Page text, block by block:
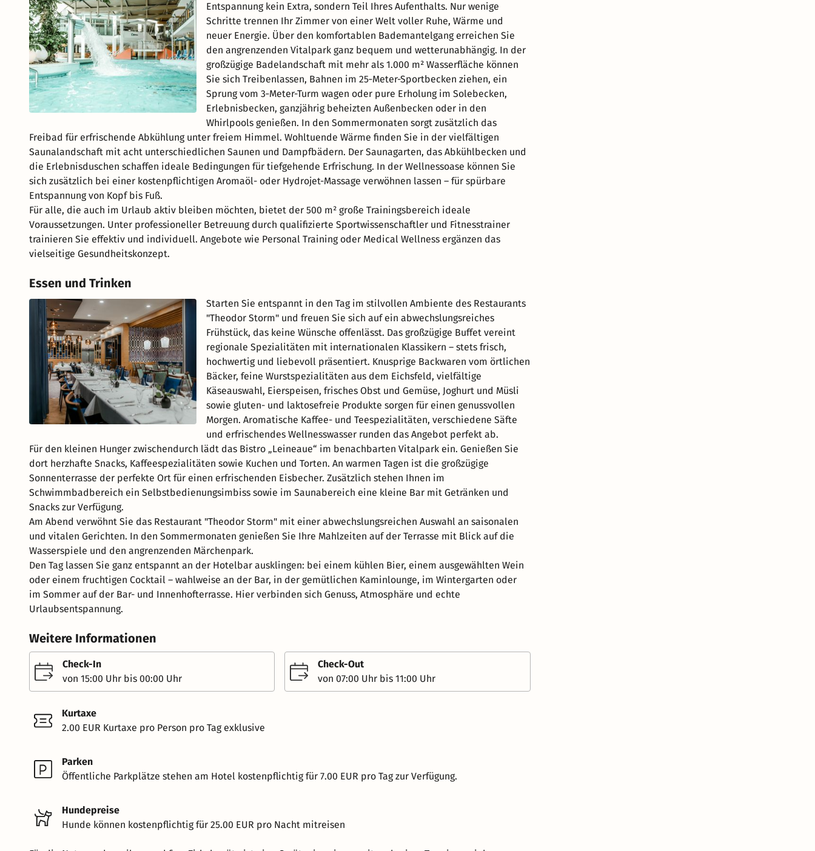
Entspannung kein Extra, sondern Teil Ihres Aufenthalts. Nur wenige
Schritte trennen Ihr Zimmer von einer Welt voller Ruhe, Wärme und
neuer Energie. Über den komfortablen Bademantelgang erreichen Sie
den angrenzenden Vitalpark ganz bequem und wetterunabhängig. In der
großzügige Badelandschaft mit mehr als 1.000 m² Wasserfläche können
Sie sich Treibenlassen, Bahnen im 25‑Meter-Sportbecken ziehen, ein
Sprung vom 3‑Meter-Turm wagen oder pure Erholung im Solebecken,
Erlebnisbecken, ganzjährig beheizten Außenbecken oder in den
Whirlpools genießen. In den Sommermonaten sorgt zusätzlich das
Freibad für erfrischende Abkühlung unter freiem Himmel. Wohltuende Wärme finden Sie in der vielfältigen
Saunalandschaft mit acht unterschiedlichen Saunen und Dampfbädern. Der Saunagarten, das Abkühlbecken und
die Erlebnisduschen schaffen ideale Bedingungen für tiefgehende Erfrischung. In der Wellnessoase können Sie
sich zusätzlich bei einer kostenpflichtigen Aromaöl- oder Hydrojet-Massage verwöhnen lassen – für spürbare
Entspannung von Kopf bis Fuß.
Für alle, die auch im Urlaub aktiv bleiben möchten, bietet der 500 m² große Trainingsbereich ideale
Voraussetzungen. Unter professioneller Betreuung durch qualifizierte Sportwissenschaftler und Fitnesstrainer
trainieren Sie effektiv und individuell. Angebote wie Personal Training oder Medical Wellness ergänzen das
vielseitige Gesundheitskonzept.
Essen und Trinken
Starten Sie entspannt in den Tag im stilvollen Ambiente des Restaurants
"Theodor Storm" und freuen Sie sich auf ein abwechslungsreiches
Frühstück, das keine Wünsche offenlässt. Das großzügige Buffet vereint
regionale Spezialitäten mit internationalen Klassikern – stets frisch,
hochwertig und liebevoll präsentiert. Knusprige Backwaren vom örtlichen
Bäcker, feine Wurstspezialitäten aus dem Eichsfeld, vielfältige
Käseauswahl, Eierspeisen, frisches Obst und Gemüse, Joghurt und Müsli
sowie gluten- und laktosefreie Produkte sorgen für einen genussvollen
Morgen. Aromatische Kaffee- und Teespezialitäten, verschiedene Säfte
und erfrischendes Wellnesswasser runden das Angebot perfekt ab.
Für den kleinen Hunger zwischendurch lädt das Bistro „Leineaue“ im benachbarten Vitalpark ein. Genießen Sie
dort herzhafte Snacks, Kaffeespezialitäten sowie Kuchen und Torten. An warmen Tagen ist die großzügige
Sonnenterrasse der perfekte Ort für einen erfrischenden Eisbecher. Zusätzlich stehen Ihnen im
Schwimmbadbereich ein Selbstbedienungsimbiss sowie im Saunabereich eine kleine Bar mit Getränken und
Snacks zur Verfügung.
Am Abend verwöhnt Sie das Restaurant "Theodor Storm" mit einer abwechslungsreichen Auswahl an saisonalen
und vitalen Gerichten. In den Sommermonaten genießen Sie Ihre Mahlzeiten auf der Terrasse mit Blick auf die
Wasserspiele und den angrenzenden Märchenpark.
Den Tag lassen Sie ganz entspannt an der Hotelbar ausklingen: bei einem kühlen Bier, einem ausgewählten Wein
oder einem fruchtigen Cocktail – wahlweise an der Bar, in der gemütlichen Kaminlounge, im Wintergarten oder
im Sommer auf der Bar- und Innenhofterrasse. Hier verbinden sich Genuss, Atmosphäre und echte
Urlaubsentspannung.
Weitere Informationen
Check-In
von 15:00 Uhr bis 00:00 Uhr
Check-Out
von 07:00 Uhr bis 11:00 Uhr
Kurtaxe
2.00 EUR Kurtaxe pro Person pro Tag exklusive
Parken
Öffentliche Parkplätze stehen am Hotel kostenpflichtig für 7.00 EUR pro Tag zur Verfügung.
Hundepreise
Hunde können kostenpflichtig für 25.00 EUR pro Nacht mitreisen